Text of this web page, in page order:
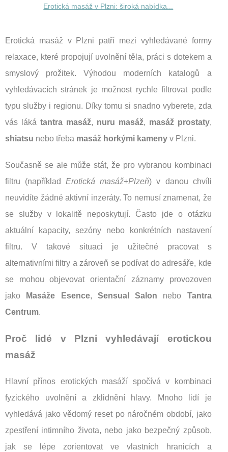
Erotická masáž v Plzni: široká nabídka...
Erotická masáž v Plzni patří mezi vyhledávané formy
relaxace, které propojují uvolnění těla, práci s dotekem a
smyslový prožitek. Výhodou moderních katalogů a
vyhledávacích stránek je možnost rychle filtrovat podle
typu služby i regionu. Díky tomu si snadno vyberete, zda
vás láká tantra masáž, nuru masáž, masáž prostaty,
shiatsu nebo třeba masáž horkými kameny v Plzni.
Současně se ale může stát, že pro vybranou kombinaci
filtru (napříkladErotická masáž+Plzeň) v danou chvíli
neuvidíte žádné aktivní inzeráty. To nemusí znamenat, že
se služby v lokalitě neposkytují. Často jde o otázku
aktuální kapacity, sezóny nebo konkrétních nastavení
filtru. V takové situaci je užitečné pracovat s
alternativními filtry a zároveň se podívat do adresáře, kde
se mohou objevovat orientační záznamy provozoven
jako
Masáže Esence, Sensual Salon nebo Tantra
Centrum.
Proč lidé v Plzni vyhledávají erotickou
masáž
Hlavní přínos erotických masáží spočívá v kombinaci
fyzického uvolnění a zklidnění hlavy. Mnoho lidí je
vyhledává jako vědomý reset po náročném období, jako
zpestření intimního života, nebo jako bezpečný způsob,
jak se lépe zorientovat ve vlastních hranicích a